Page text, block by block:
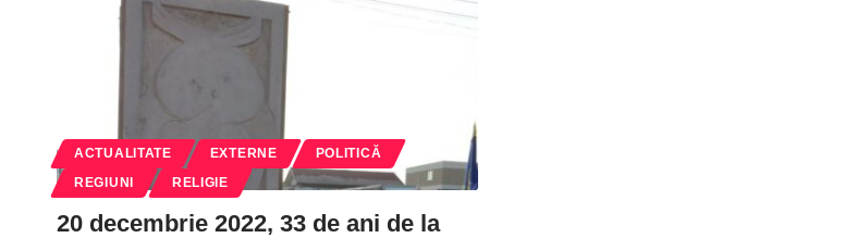
ACTUALITATE EXTERNE POLITICĂ
REGIUNI RELIGIE
20 decembrie 2022, 33 de ani de la